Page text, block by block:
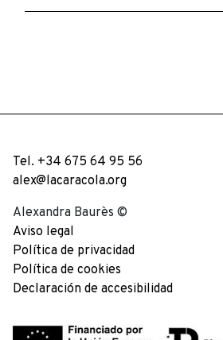
Tel. +34 675 64 95 56
alex@lacaracola.org
Alexandra Baurès ©
Aviso legal
Política de privacidad
Política de cookies
Declaración de accesibilidad